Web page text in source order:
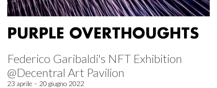
PURPLE OVERTHOUGHTS
Federico Garibaldi's NFT Exhibition
@Decentral Art Pavilion
23 aprile – 20 giugno 2022